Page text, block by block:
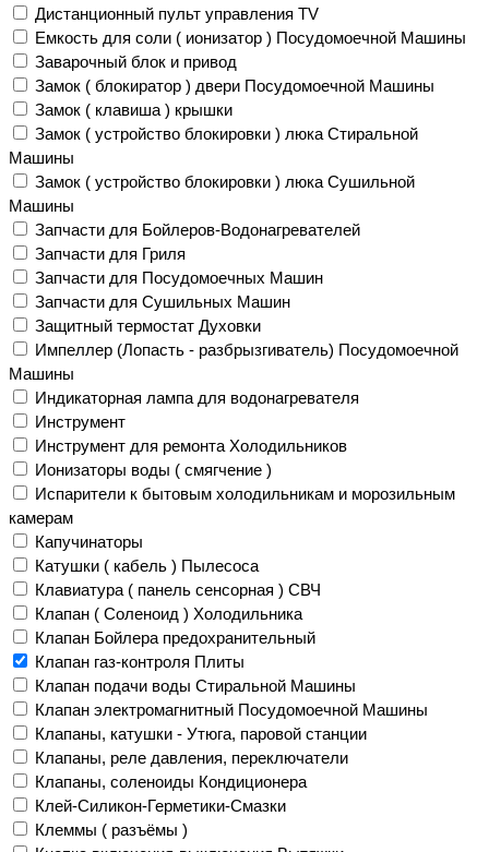
Дистанционный пульт управления TV
Емкость для соли ( ионизатор ) Посудомоечной Машины
Заварочный блок и привод
Замок ( блокиратор ) двери Посудомоечной Машины
Замок ( клавиша ) крышки
Замок ( устройство блокировки ) люка Стиральной
Машины
Замок ( устройство блокировки ) люка Сушильной
Машины
Запчасти для Бойлеров-Водонагревателей
Запчасти для Гриля
Запчасти для Посудомоечных Машин
Запчасти для Сушильных Машин
Защитный термостат Духовки
Импеллер (Лопасть - разбрызгиватель) Посудомоечной
Машины
Индикаторная лампа для водонагревателя
Инструмент
Инструмент для ремонта Холодильников
Ионизаторы воды ( смягчение )
Испарители к бытовым холодильникам и морозильным
камерам
Капучинаторы
Катушки ( кабель ) Пылесоса
Клавиатура ( панель сенсорная ) СВЧ
Клапан ( Соленоид ) Холодильника
Клапан Бойлера предохранительный
Клапан газ-контроля Плиты
Клапан подачи воды Стиральной Машины
Клапан электромагнитный Посудомоечной Машины
Клапаны, катушки - Утюга, паровой станции
Клапаны, реле давления, переключатели
Клапаны, соленоиды Кондиционера
Клей-Силикон-Герметики-Смазки
Клеммы ( разъёмы )